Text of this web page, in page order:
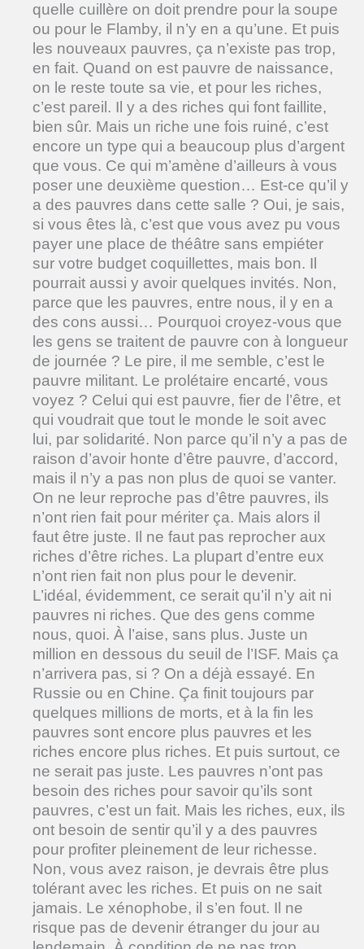
quelle cuillère on doit prendre pour la soupe
ou pour le Flamby, il n’y en a qu’une. Et puis
les nouveaux pauvres, ça n’existe pas trop,
en fait. Quand on est pauvre de naissance,
on le reste toute sa vie, et pour les riches,
c’est pareil. Il y a des riches qui font faillite,
bien sûr. Mais un riche une fois ruiné, c’est
encore un type qui a beaucoup plus d’argent
que vous. Ce qui m’amène d’ailleurs à vous
poser une deuxième question… Est-ce qu’il y
a des pauvres dans cette salle ? Oui, je sais,
si vous êtes là, c’est que vous avez pu vous
payer une place de théâtre sans empiéter
sur votre budget coquillettes, mais bon. Il
pourrait aussi y avoir quelques invités. Non,
parce que les pauvres, entre nous, il y en a
des cons aussi… Pourquoi croyez-vous que
les gens se traitent de pauvre con à longueur
de journée ? Le pire, il me semble, c’est le
pauvre militant. Le prolétaire encarté, vous
voyez ? Celui qui est pauvre, fier de l’être, et
qui voudrait que tout le monde le soit avec
lui, par solidarité. Non parce qu’il n’y a pas de
raison d’avoir honte d’être pauvre, d’accord,
mais il n’y a pas non plus de quoi se vanter.
On ne leur reproche pas d’être pauvres, ils
n’ont rien fait pour mériter ça. Mais alors il
faut être juste. Il ne faut pas reprocher aux
riches d’être riches. La plupart d’entre eux
n’ont rien fait non plus pour le devenir.
L’idéal, évidemment, ce serait qu’il n’y ait ni
pauvres ni riches. Que des gens comme
nous, quoi. À l’aise, sans plus. Juste un
million en dessous du seuil de l’ISF. Mais ça
n’arrivera pas, si ? On a déjà essayé. En
Russie ou en Chine. Ça finit toujours par
quelques millions de morts, et à la fin les
pauvres sont encore plus pauvres et les
riches encore plus riches. Et puis surtout, ce
ne serait pas juste. Les pauvres n’ont pas
besoin des riches pour savoir qu’ils sont
pauvres, c’est un fait. Mais les riches, eux, ils
ont besoin de sentir qu’il y a des pauvres
pour profiter pleinement de leur richesse.
Non, vous avez raison, je devrais être plus
tolérant avec les riches. Et puis on ne sait
jamais. Le xénophobe, il s’en fout. Il ne
risque pas de devenir étranger du jour au